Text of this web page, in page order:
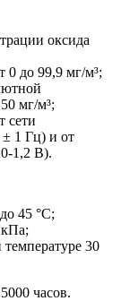
оксида
0 до 99,9 мг/м³;
мг/м³;
сети
1 Гц) и от
1,2 В).
45 °C;
30
часов.